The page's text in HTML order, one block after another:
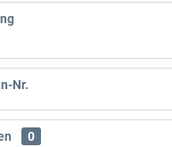
Nr.
0